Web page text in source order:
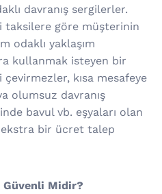
davranış sergilerler.
taksilere göre müşterinin
odaklı yaklaşım
kullanmak isteyen bir
kısa mesafeye
olumsuz davranış
bavul vb. eşyaları olan
bir ücret talep
Güvenli Midir?